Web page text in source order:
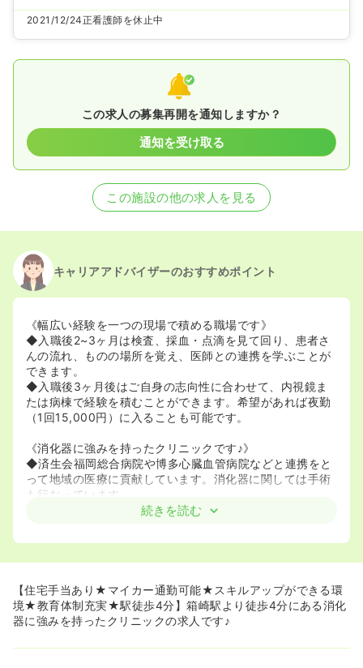
2021/12/24正看護師を休止中
この求人の募集再開を通知しますか？
通知を受け取る
この施設の他の求人を見る
キャリアアドバイザーのおすすめポイント
《幅広い経験を一つの現場で積める職場です》
◆入職後2~3ヶ月は検査、採血・点滴を見て回り、患者さ
んの流れ、ものの場所を覚え、医師との連携を学ぶことが
できます。
◆入職後3ヶ月後はご自身の志向性に合わせて、内視鏡ま
たは病棟で経験を積むことができます。希望があれば夜勤
（1回15,000円）に入ることも可能です。
《消化器に強みを持ったクリニックです♪》
◆済生会福岡総合病院や博多心臓血管病院などと連携をと
って地域の医療に貢献しています。消化器に関しては手術
も行なっています。
◆残業がほとんどなく、メリハリのある働き方ができま
やプライベートとも両立しながら勤務が可能です。
◆育休復帰率は100％！長く安心して働くことができま
す。
《駅徒歩4分でアクセス良好です☆》
続きを読む
【住宅手当あり★マイカー通勤可能★スキルアップができる環
境★教育体制充実★駅徒歩4分】箱崎駅より徒歩4分にある消化
器に強みを持ったクリニックの求人です♪